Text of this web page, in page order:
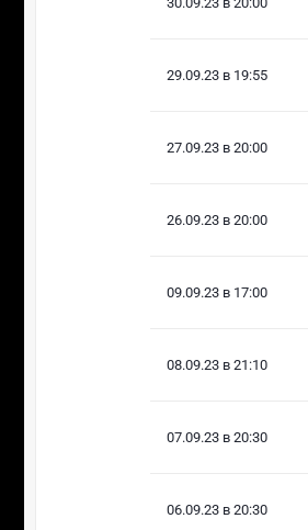
29.09.23 в 19:55
27.09.23 в 20:00
26.09.23 в 20:00
09.09.23 в 17:00
08.09.23 в 21:10
07.09.23 в 20:30
06.09.23 в 20:30